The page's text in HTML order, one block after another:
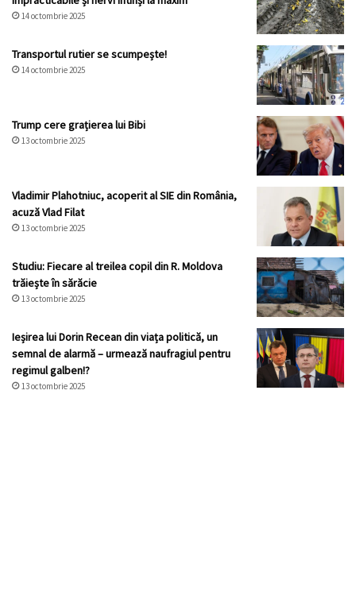
14 octombrie 2025
Transportul rutier se scumpește!
14 octombrie 2025
Trump cere grațierea lui Bibi
13 octombrie 2025
Vladimir Plahotniuc, acoperit al SIE din România,
acuză Vlad Filat
13 octombrie 2025
Studiu: Fiecare al treilea copil din R. Moldova
trăiește în sărăcie
13 octombrie 2025
Ieșirea lui Dorin Recean din viața politică, un
semnal de alarmă – urmează naufragiul pentru
regimul galben!?
13 octombrie 2025